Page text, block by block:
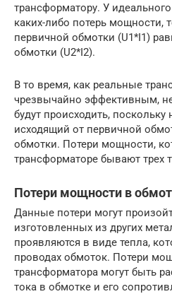
трансформатору. У
каких-либо потерь мощности,
первичной обмотки (U1*I1)
обмотки (U2*I2).
В то время, как реальные
чрезвычайно эффективным,
будут происходить,
исходящий от первичной
обмотки. Потери мощности,
трансформаторе бывают трех
Потери мощности в
Данные потери могут
изготовленных из других
проявляются в виде тепла,
проводах обмоток. Потери
трансформатора могут быть
тока в обмотке и его